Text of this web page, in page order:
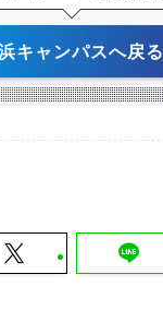
キャンパスへ戻る